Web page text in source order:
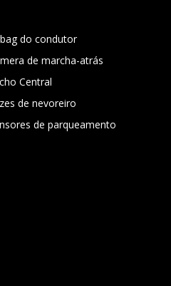
do condutor
de marcha-atrás
Central
de nevoreiro
de parqueamento